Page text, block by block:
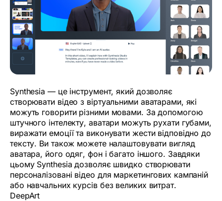
Synthesia — це інструмент, який дозволяє
створювати відео з віртуальними аватарами, які
можуть говорити різними мовами. За допомогою
штучного інтелекту, аватари можуть рухати губами,
виражати емоції та виконувати жести відповідно до
тексту. Ви також можете налаштовувати вигляд
аватара, його одяг, фон і багато іншого. Завдяки
цьому Synthesia дозволяє швидко створювати
персоналізовані відео для маркетингових кампаній
або навчальних курсів без великих витрат.
DeepArt